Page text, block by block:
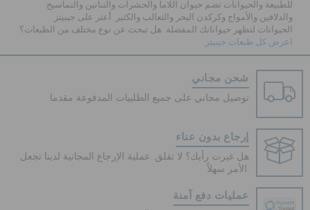
للطبيعة والحيوانات تضم حيوان اللاما والحشرات والتنانين والتماسيح
والدلافين والأمواج وكركدن البحر والثعالب والكثير. أعثر على جيبيتز
الحيوانات لتظهر حيواناتك المفضلة. هل تبحث عن نوع مختلف من الطبعات؟
اعرض كل طبعات جيبيتز .
شحن مجاني
توصيل مجاني على جميع الطلبيات المدفوعة مقدما
إرجاع بدون عناء
هل غيرت رأيك؟ لا تقلق. عملية الإرجاع المجانية لدينا تجعل
الأمر سهلاً.
عمليات دفع آمنة